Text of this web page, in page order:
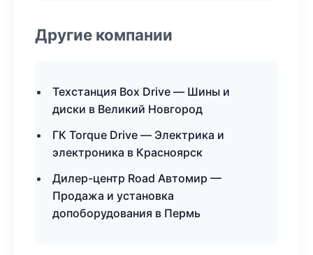
Другие компании
Техстанция Box Drive — Шины и
диски в Великий Новгород
ГК Torque Drive — Электрика и
электроника в Красноярск
Дилер-центр Road Автомир —
Продажа и установка
допоборудования в Пермь